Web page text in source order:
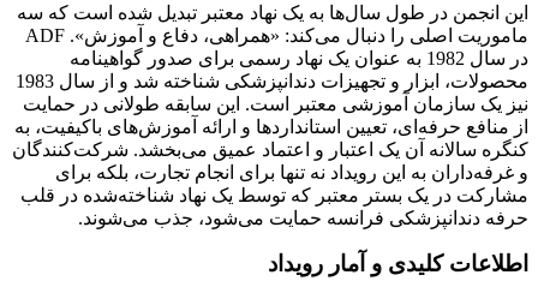
در طول سال‌ها به یک نهاد معتبر تبدیل شده است که سه
ماموریت اصلی را دنبال می‌کند: «همراهی، دفاع و آموزش». ADF
در سال 1982 به عنوان یک نهاد رسمی برای صدور گواهینامه
محصولات، ابزار و تجهیزات دندانپزشکی شناخته شد و از سال 1983
سازمان آموزشی معتبر است. این سابقه طولانی در حمایت
حرفه‌ای، تعیین استانداردها و ارائه آموزش‌های باکیفیت، به
آن یک اعتبار و اعتماد عمیق می‌بخشد. شرکت‌کنندگان
به این رویداد نه تنها برای انجام تجارت، بلکه برای
در یک بستر معتبر که توسط یک نهاد شناخته‌شده در قلب
فرانسه حمایت می‌شود، جذب می‌شوند.
کلیدی و آمار رویداد